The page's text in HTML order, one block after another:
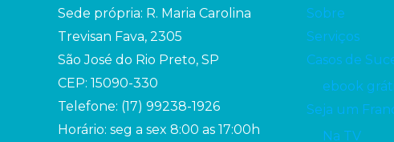
Sede própria: R. Maria Carolina
Trevisan Fava, 2305
São José do Rio Preto, SP
CEP: 15090-330
Telefone: (17) 99238-1926
Horário: seg a sex 8:00 as 17:00h
Sobre
Serviços
Casos de
ebook
Seja um
Na TV